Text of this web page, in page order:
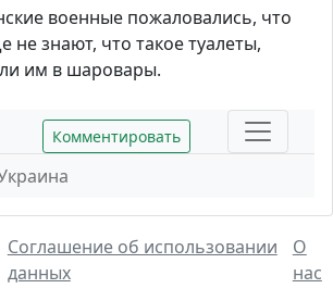
военные пожаловались, что
знают, что такое туалеты,
им в шаровары.
Комментировать
Соглашение об использовании
данных
О
нас